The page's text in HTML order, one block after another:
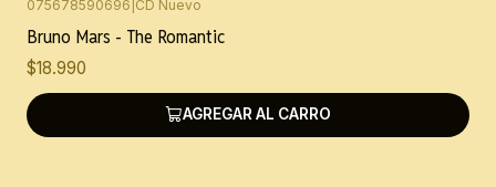
075678590696 CD Nuevo
Bruno Mars - The Romantic
$18.990
AGREGAR AL CARRO